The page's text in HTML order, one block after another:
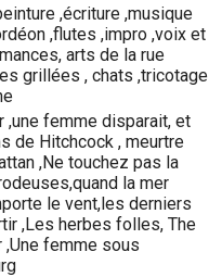
,écriture ,musique
,flutes ,impro ,voix et
arts de la rue
grillées , chats ,tricotage
,une femme disparait, et
de Hitchcock , meurtre
,Ne touchez pas la
la mer
le vent,les derniers
,Les herbes folles, The
femme sous